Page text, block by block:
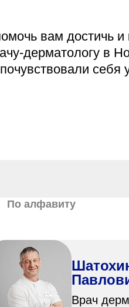
вам достичь
дерматологу в
По алфавиту
Врач